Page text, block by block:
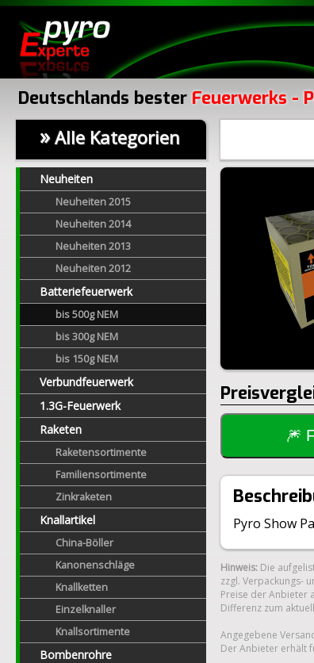
Deutschlands bester Feuerwerks -
»Alle Kategorien
Neuheiten
Neuheiten 2015
Neuheiten 2014
Neuheiten 2013
Neuheiten 2012
Batteriefeuerwerk
bis 500g NEM
bis 300g NEM
bis 150g NEM
Verbundfeuerwerk
1.3G-Feuerwerk
Raketen
Raketensortimente
Familiensortimente
Zinkraketen
Knallartikel
China-Böller
Kanonenschläge
Knallketten
Einzelknaller
Knallsortimente
Bombenrohre
Pyro Show
Hinweis: Die
zzgl. Verpackungs-
Preise der Anbieter
Differenz zum
Angegebene
Der Anbieter erhält